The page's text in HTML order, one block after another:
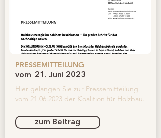
PRESSEMITTEILUNG
vom 21. Juni 2023
Hier gelangen Sie zur Pressemitteilung
vom 21.06.2023 der Koalition für Holzbau.
zum Beitrag